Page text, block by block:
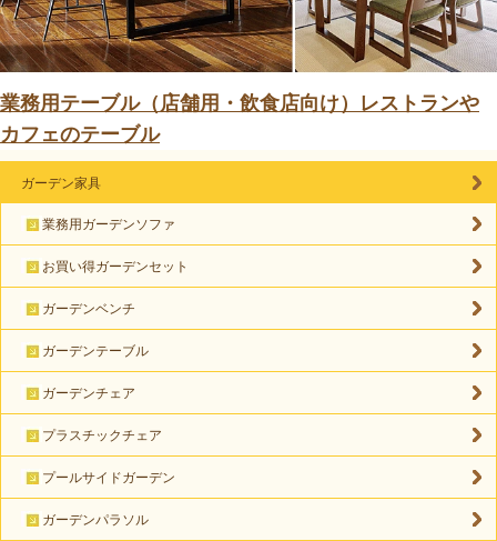
業務用テーブル（店舗用・飲食店向け）レストランや
カフェのテーブル
ガーデン家具
業務用ガーデンソファ
お買い得ガーデンセット
ガーデンベンチ
ガーデンテーブル
ガーデンチェア
プラスチックチェア
プールサイドガーデン
ガーデンパラソル